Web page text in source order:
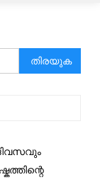
അനേഷിക്കുക
ദിവസവും